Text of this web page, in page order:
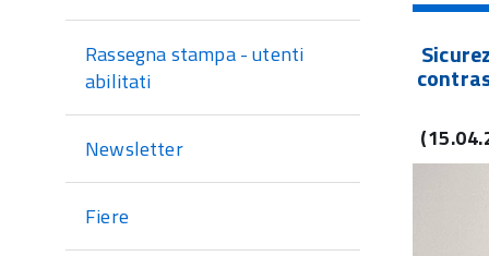
sezione
Rassegna stampa - utenti
abilitati
Newsletter
Fiere